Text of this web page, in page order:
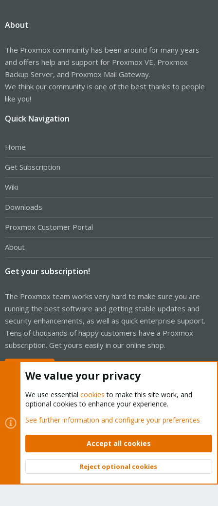
About
The Proxmox community has been around for many years
and offers help and support for Proxmox VE, Proxmox
Backup Server, and Proxmox Mail Gateway.
We think our community is one of the best thanks to people
like you!
Quick Navigation
Home
Get Subscription
Wiki
Downloads
Proxmox Customer Portal
About
Get your subscription!
The Proxmox team works very hard to make sure you are
running the best software and getting stable updates and
security enhancements, as well as quick enterprise support.
Tens of thousands of happy customers have a Proxmox
subscription. Get yours easily in our online shop.
Cookies
Proxmox Support Forum - Light Mode
Contact us
Terms and rules Privacy policy Help Home
Community platform by XenForo © 2010-2026 XenForo Ltd.
Top
We value your privacy
We use essential cookies to make this site work, and
optional cookies to enhance your experience.
See further information and configure your preferences
Accept all cookies
Reject optional cookies